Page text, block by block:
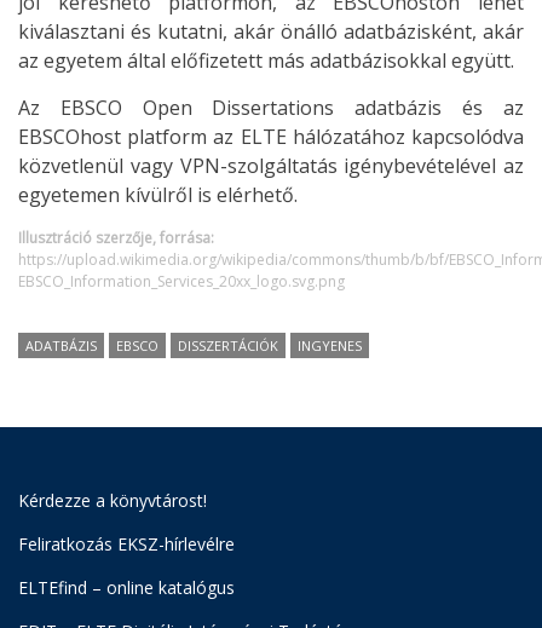
kiválasztani és kutatni, akár önálló adatbázisként, akár
az egyetem által előfizetett más adatbázisokkal együtt.
Az EBSCO Open Dissertations adatbázis és az
EBSCOhost platform az ELTE hálózatához kapcsolódva
közvetlenül vagy VPN-szolgáltatás igénybevételével az
egyetemen kívülről is elérhető.
Illusztráció szerzője, forrása:
https://upload.wikimedia.org/wikipedia/commons/thumb/b/bf/
EBSCO_Information_Services_20xx_logo.svg.png
ADATBÁZIS EBSCO DISSZERTÁCIÓK INGYENES
Kérdezze a könyvtárost!
Feliratkozás EKSZ-hírlevélre
ELTEfind – online katalógus